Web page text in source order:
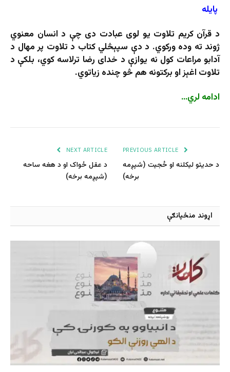
پایله
د قرآن کریم تلاوت یو لوی عبادت دی چې د انسان معنوي
ژوند ته وده ورکوي. د دې سپېڅلي کتاب د تلاوت پر مهال د
آدابو مراعات کول نه یوازې د خدای رضا ترلاسه کوي، بلکې د
تلاوت اغېز او برکتونه هم څو چنده زیاتوي.
ادامه لري…
د حدیثو لیکلنه او حُجیت (شپږمه
برخه)
NEXT ARTICLE
د عقل ځواک او د هغه ساحه
(شپږمه برخه)
اړوند منځپانګې